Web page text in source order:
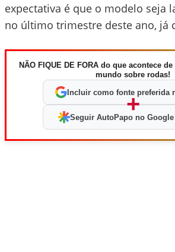
expectativa é que o modelo seja
no último trimestre deste ano, já
NÃO FIQUE DE FORA do que acontece
mundo sobre rodas!
Incluir como fonte preferida
+
Seguir AutoPapo no